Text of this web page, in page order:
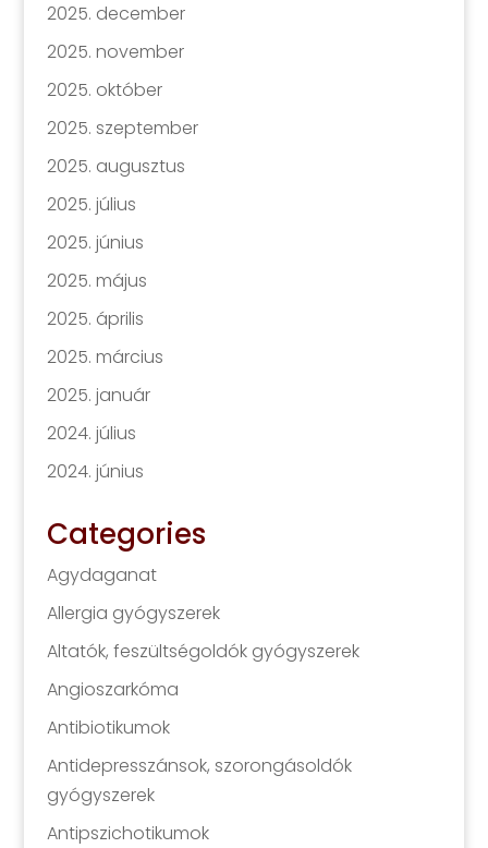
2025. december
2025. november
2025. október
2025. szeptember
2025. augusztus
2025. július
2025. június
2025. május
2025. április
2025. március
2025. január
2024. július
2024. június
Categories
Agydaganat
Allergia gyógyszerek
Altatók, feszültségoldók gyógyszerek
Angioszarkóma
Antibiotikumok
Antidepresszánsok, szorongásoldók
gyógyszerek
Antipszichotikumok